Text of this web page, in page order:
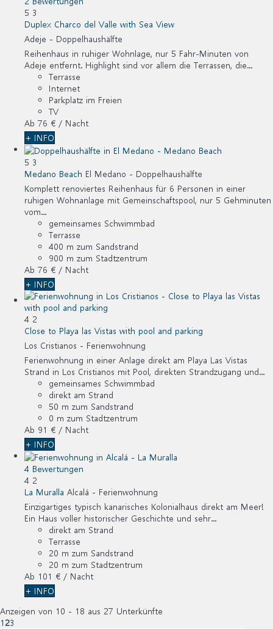
5 3
Duplex Charco del Valle with Sea View
Adeje - Doppelhaushälfte
Reihenhaus in ruhiger Wohnlage, nur 5 Fahr-Minuten von
Adeje entfernt. Highlight sind vor allem die Terrassen, die...
Terrasse
Internet
Parkplatz im Freien
TV
Ab 76 € / Nacht
+ INFO
5 3
Medano Beach El Medano - Doppelhaushälfte
Komplett renoviertes Reihenhaus für 6 Personen in einer
ruhigen Wohnanlage mit Gemeinschaftspool, nur 5 Gehminuten
vom...
gemeinsames Schwimmbad
Terrasse
400 m zum Sandstrand
900 m zum Stadtzentrum
Ab 76 € / Nacht
+ INFO
4 2
Close to Playa las Vistas with pool and parking
Los Cristianos - Ferienwohnung
Ferienwohnung in einer Anlage direkt am Playa Las Vistas
Strand in Los Cristianos mit Pool, direkten Strandzugang und...
gemeinsames Schwimmbad
direkt am Strand
50 m zum Sandstrand
0 m zum Stadtzentrum
Ab 91 € / Nacht
+ INFO
4 Bewertungen
4 2
La Muralla Alcalá - Ferienwohnung
Einzigartiges typisch kanarisches Kolonialhaus direkt am Meer!
Ein Haus voller historischer Geschichte und sehr...
direkt am Strand
Terrasse
20 m zum Sandstrand
20 m zum Stadtzentrum
Ab 101 € / Nacht
+ INFO
Anzeigen von 10 - 18 aus 27 Unterkünfte
1 23